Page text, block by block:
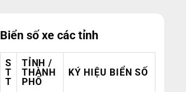
Biển số xe các tỉnh
S
T
T
TỈNH /
THÀNH
PHỐ
KÝ HIỆU BIỂN SỐ